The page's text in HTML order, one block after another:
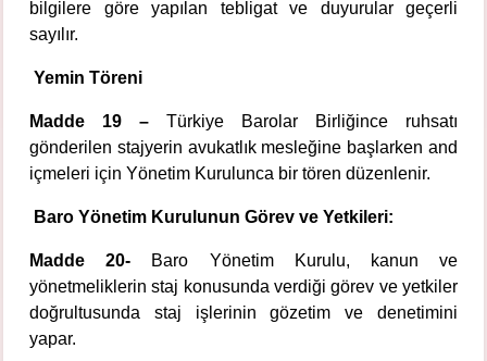
bilgilere göre yapılan tebligat ve duyurular geçerli
sayılır.
Yemin Töreni
Madde 19 – Türkiye Barolar Birliğince ruhsatı
gönderilen stajyerin avukatlık mesleğine başlarken and
içmeleri için Yönetim Kurulunca bir tören düzenlenir.
Baro Yönetim Kurulunun Görev ve Yetkileri:
Madde 20- Baro Yönetim Kurulu, kanun ve
yönetmeliklerin staj konusunda verdiği görev ve yetkiler
doğrultusunda staj işlerinin gözetim ve denetimini
yapar.